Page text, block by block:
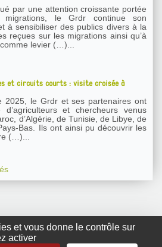
et vous donne le contrôle sur
activer
par une attention croissante portée
le Grdr continue son
à sensibiliser des publics divers à la
reçues sur les migrations ainsi qu’à
levier (…)...
et circuits courts : visite croisée à
2025, le Grdr et ses partenaires ont
et chercheurs venus
d’Algérie, de Tunisie, de Libye, de
Bas. Ils ont ainsi pu découvrir les
(…)...